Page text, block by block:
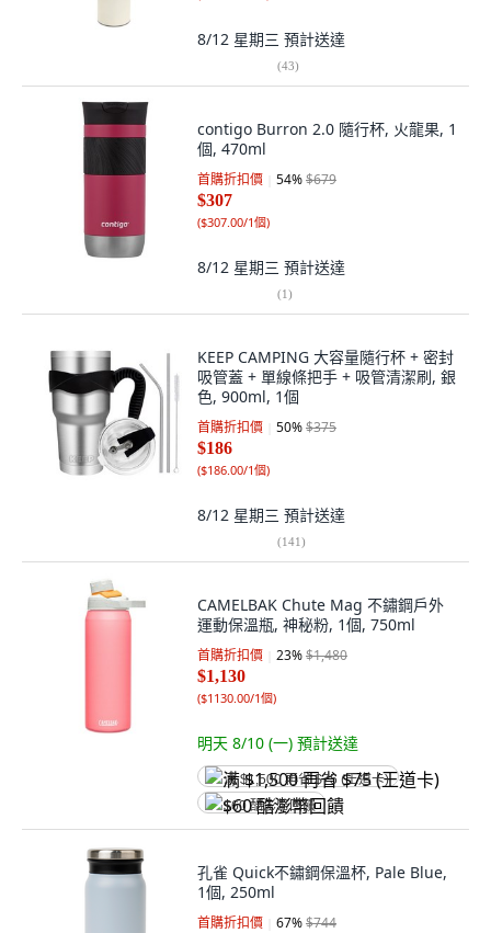
8/12 星期三 預計送達
(43)
contigo Burron 2.0 隨行杯, 火龍果, 1
個, 470ml
首購折扣價 54%$679
$307
($307.00/1個)
8/12 星期三 預計送達
(1)
KEEP CAMPING 大容量隨行杯 + 密封
吸管蓋 + 單線條把手 + 吸管清潔刷, 銀
色, 900ml, 1個
首購折扣價 50%$375
$186
($186.00/1個)
8/12 星期三 預計送達
(141)
CAMELBAK Chute Mag 不鏽鋼戶外
運動保溫瓶, 神秘粉, 1個, 750ml
首購折扣價 23%$1,480
$1,130
($1130.00/1個)
明天 8/10 (一) 預計送達
满 $1,500 再省 $75 (王道卡)
$60 酷澎幣回饋
孔雀 Quick不鏽鋼保溫杯, Pale Blue,
1個, 250ml
首購折扣價 67%$744